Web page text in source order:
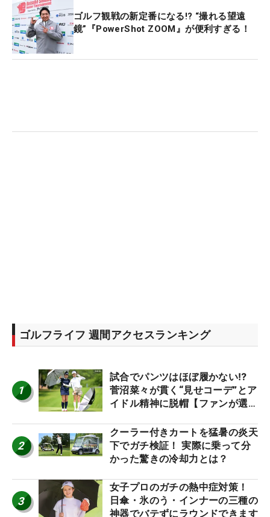
ゴルフ観戦の新定番になる!? “撮れる望遠
鏡”『PowerShot ZOOM』が便利すぎる！
ゴルフライフ 週間アクセスランキング
1
試合でパンツはほぼ履かない⁉
菅沼菜々が貫く“見せコーデ”とア
イドル精神に脱帽【ファンが選ぶ
2
クーラー付きカートを猛暑の炎天
下でガチ検証！ 実際に乗って分
かった驚きの冷却力とは？
3
女子プロのガチの熱中症対策！
日傘・氷のう・インナーの三種の
神器でバテずにラウンドできます